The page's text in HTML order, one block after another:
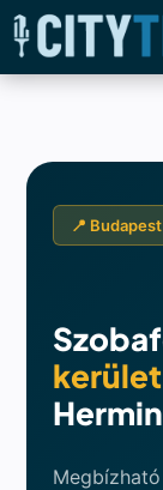
📍
kerület